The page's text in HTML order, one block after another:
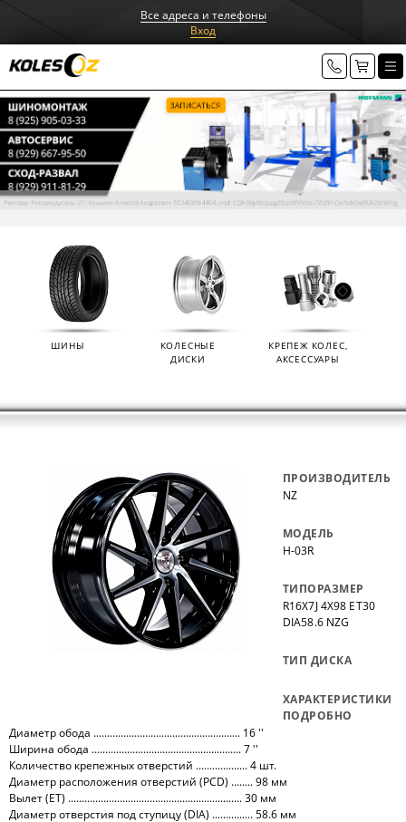
Все адреса и телефоны
Вход
ШИНЫ
КОЛЕСНЫЕ
ДИСКИ
КРЕПЕЖ КОЛЕС,
АКСЕССУАРЫ
ПРОИЗВОДИТЕЛЬ
NZ
МОДЕЛЬ
H-03R
ТИПОРАЗМЕР
R16X7J 4X98 ET30
DIA58.6 NZG
ТИП ДИСКА
ХАРАКТЕРИСТИКИ
ПОДРОБНО
Диаметр обода ...................................................... 16 ''
Ширина обода ....................................................... 7 ''
Количество крепежных отверстий ................... 4 шт.
Диаметр расположения отверстий (PCD) ........ 98 мм
Вылет (ET) ................................................................ 30 мм
Диаметр отверстия под ступицу (DIA) ............... 58.6 мм